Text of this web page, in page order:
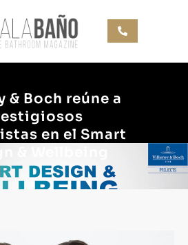
& Boch reúne a
en el Smart
& Wellbeing